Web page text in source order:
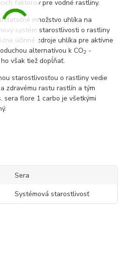
faktorov pre vodné rastliny.
množstvo uhlíka na
systém starostlivosti o rastliny
účinné zdroje uhlíka pre aktívne
alternatívou k CO2 -
však tiež dopĺňať.
starostlivosťou o rastliny vedie
zdravému rastu rastlín a tým
sera flore 1 carbo je všetkými
Sera
Systémová starostlivosť